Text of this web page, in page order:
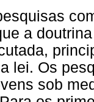
a
lei. Os
sob